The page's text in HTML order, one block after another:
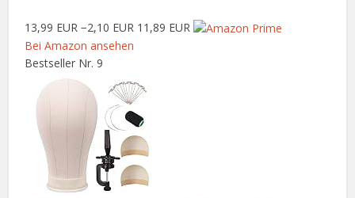
13,99 EUR −2,10 EUR 11,89 EUR
Bei Amazon ansehen
Bestseller Nr. 9